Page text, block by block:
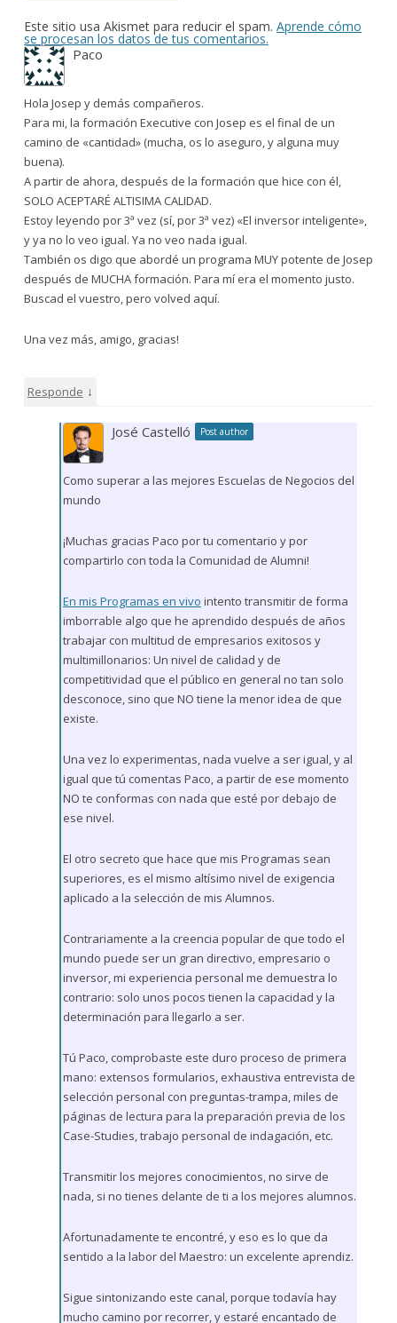
Este sitio usa Akismet para reducir el spam. Aprende cómo
se procesan los datos de tus comentarios.
Paco
Hola Josep y demás compañeros.
Para mi, la formación Executive con Josep es el final de un
camino de «cantidad» (mucha, os lo aseguro, y alguna muy
buena).
A partir de ahora, después de la formación que hice con él,
SOLO ACEPTARÉ ALTISIMA CALIDAD.
Estoy leyendo por 3ª vez (sí, por 3ª vez) «El inversor inteligente»,
y ya no lo veo igual. Ya no veo nada igual.
También os digo que abordé un programa MUY potente de Josep
después de MUCHA formación. Para mí era el momento justo.
Buscad el vuestro, pero volved aquí.
Una vez más, amigo, gracias!
Responde ↓
José Castelló Post author
Como superar a las mejores Escuelas de Negocios del
mundo
¡Muchas gracias Paco por tu comentario y por
compartirlo con toda la Comunidad de Alumni!
En mis Programas en vivo intento transmitir de forma
imborrable algo que he aprendido después de años
trabajar con multitud de empresarios exitosos y
multimillonarios: Un nivel de calidad y de
competitividad que el público en general no tan solo
desconoce, sino que NO tiene la menor idea de que
existe.
Una vez lo experimentas, nada vuelve a ser igual, y al
igual que tú comentas Paco, a partir de ese momento
NO te conformas con nada que esté por debajo de
ese nivel.
El otro secreto que hace que mis Programas sean
superiores, es el mismo altísimo nivel de exigencia
aplicado a la selección de mis Alumnos.
Contrariamente a la creencia popular de que todo el
mundo puede ser un gran directivo, empresario o
inversor, mi experiencia personal me demuestra lo
contrario: solo unos pocos tienen la capacidad y la
determinación para llegarlo a ser.
Tú Paco, comprobaste este duro proceso de primera
mano: extensos formularios, exhaustiva entrevista de
selección personal con preguntas-trampa, miles de
páginas de lectura para la preparación previa de los
Case-Studies, trabajo personal de indagación, etc.
Transmitir los mejores conocimientos, no sirve de
nada, si no tienes delante de ti a los mejores alumnos.
Afortunadamente te encontré, y eso es lo que da
sentido a la labor del Maestro: un excelente aprendiz.
Sigue sintonizando este canal, porque todavía hay
mucho camino por recorrer, y estaré encantado de